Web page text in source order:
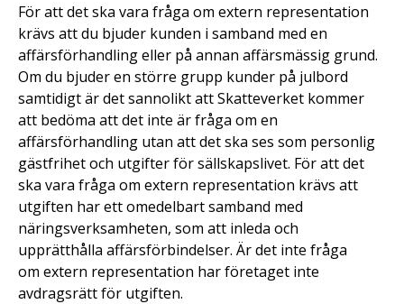
För att det ska vara fråga om extern representation
krävs att du bjuder kunden i samband med en
affärsförhandling eller på annan affärsmässig grund.
Om du bjuder en större grupp kunder på julbord
samtidigt är det sannolikt att Skatteverket kommer
att bedöma att det inte är fråga om en
affärsförhandling utan att det ska ses som personlig
gästfrihet och utgifter för sällskapslivet. För att det
ska vara fråga om extern representation krävs att
utgiften har ett omedelbart samband med
näringsverksamheten, som att inleda och
upprätthålla affärsförbindelser. Är det inte fråga
om extern representation har företaget inte
avdragsrätt för utgiften.